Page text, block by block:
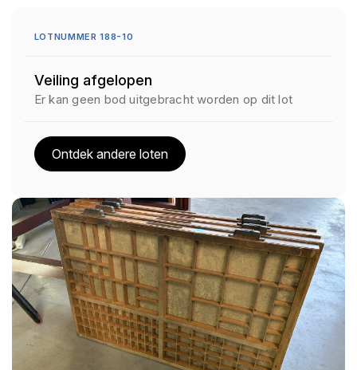
LOTNUMMER 188-10
Veiling afgelopen
Er kan geen bod uitgebracht worden op dit lot
Ontdek andere loten